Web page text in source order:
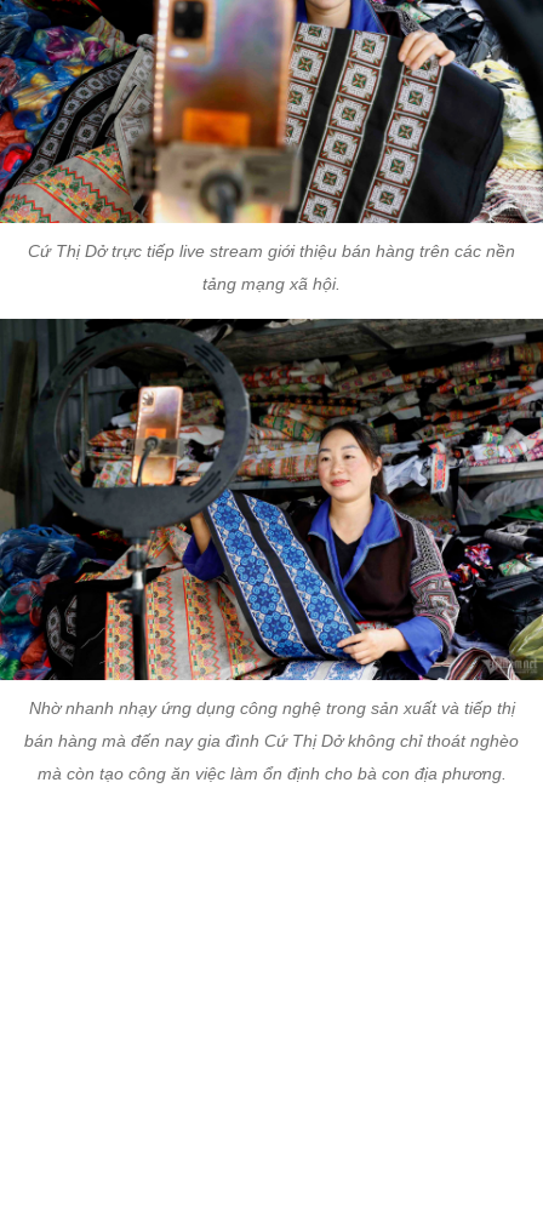
Cứ Thị Dở trực tiếp live stream giới thiệu bán hàng trên các nền
tảng mạng xã hội.
Nhờ nhanh nhạy ứng dụng công nghệ trong sản xuất và tiếp thị
bán hàng mà đến nay gia đình Cứ Thị Dở không chỉ thoát nghèo
mà còn tạo công ăn việc làm ổn định cho bà con địa phương.